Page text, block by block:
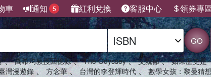
車 通知 5 紅利兌換 客服中心 領券專
GO
、 高希均教授回憶錄 、 The Odyssey 、 父親節 、 如果歷史是
灣漫遊錄 、 方念華 、 台灣的李登輝時代 、 數學女孩：黎曼猜想